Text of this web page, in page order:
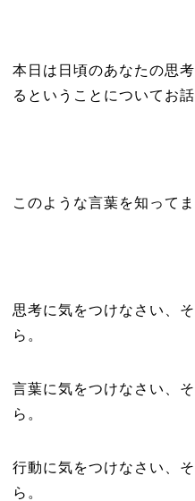
本日は日頃のあなたの思
るということについてお
このような言葉を知って
思考に気をつけなさい、
ら。
言葉に気をつけなさい、
ら。
行動に気をつけなさい、
ら。